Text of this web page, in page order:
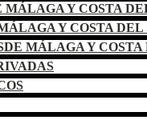
MÁLAGA Y COSTA
Y COSTA DEL
MÁLAGA Y COSTA